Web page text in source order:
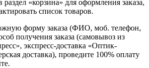
раздел «корзина» для оформления заказа,
список товаров.
форму заказа (ФИО, моб. телефон,
получения заказа (самовывоз из
экспресс-доставка «Оптик-
доставка), проведите 100% оплату